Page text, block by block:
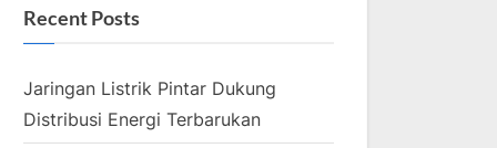
Recent Posts
Jaringan Listrik Pintar Dukung
Distribusi Energi Terbarukan